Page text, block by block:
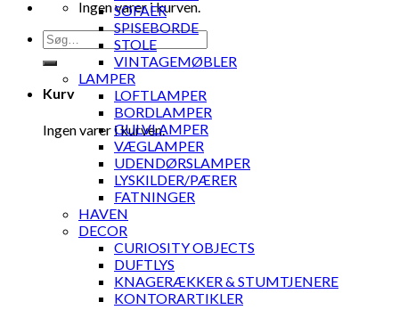
Ingen varer i kurven.
Søg
efter:
Kurv
Ingen varer i kurven.
SOFAER
SPISEBORDE
STOLE
VINTAGEMØBLER
LAMPER
LOFTLAMPER
BORDLAMPER
GULVLAMPER
VÆGLAMPER
UDENDØRSLAMPER
LYSKILDER/PÆRER
FATNINGER
HAVEN
DECOR
CURIOSITY OBJECTS
DUFTLYS
KNAGERÆKKER & STUMTJENERE
KONTORARTIKLER